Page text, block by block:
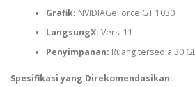
Grafik: NVIDIAGeForce GT 1030
LangsungX: Versi 11
Penyimpanan: Ruang tersedia 30
Spesifikasi yang Direkomendasikan: